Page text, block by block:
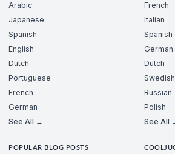
Arabic
Japanese
Spanish
English
Dutch
Portuguese
French
German
See All →
French
Italian
Spanish
German
Dutch
Swedish
Russian
Polish
See All
POPULAR BLOG POSTS